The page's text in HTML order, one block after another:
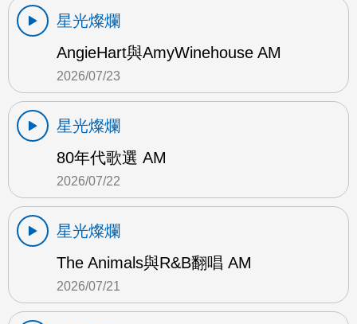
星光燦爛
AngieHart與AmyWinehouse AM
2026/07/23
星光燦爛
80年代歌選 AM
2026/07/22
星光燦爛
The Animals與R&B翻唱 AM
2026/07/21